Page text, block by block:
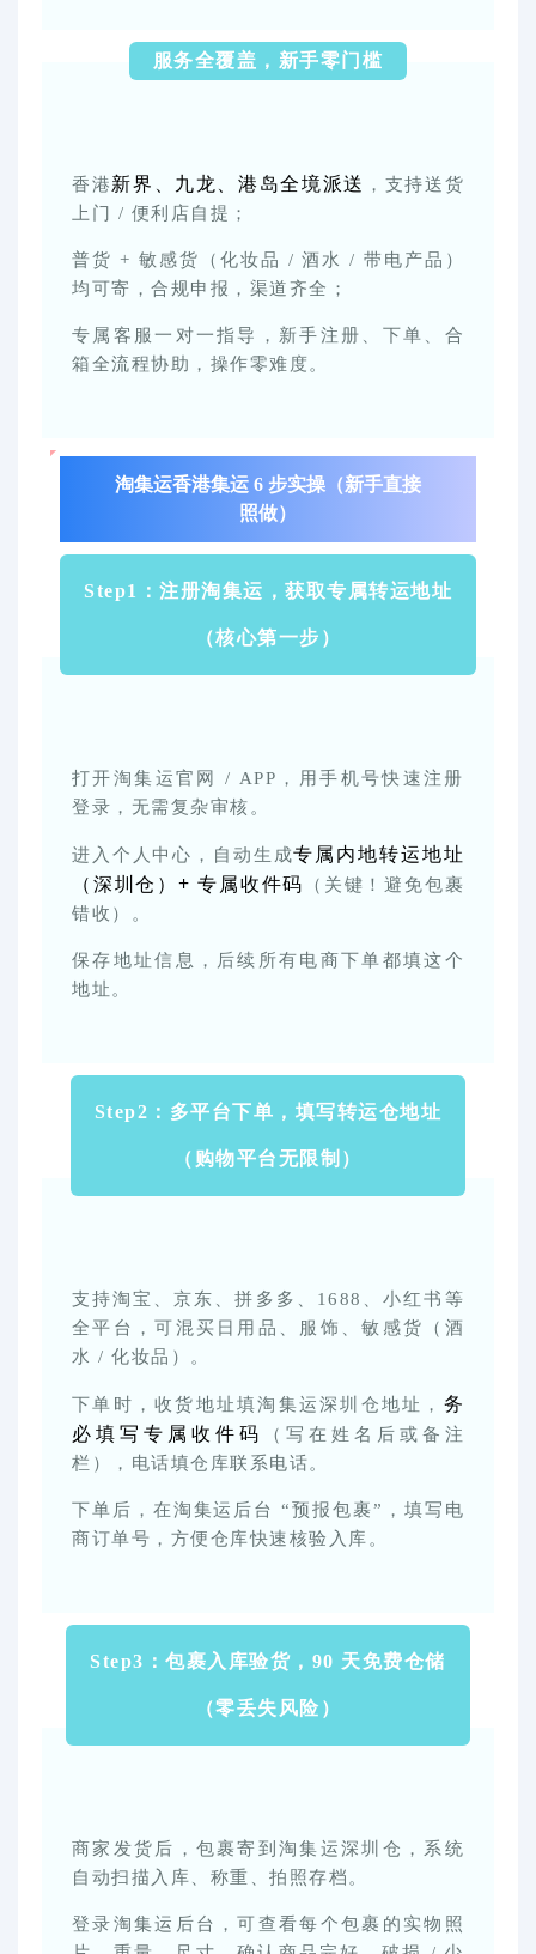
服务全覆盖，新手零门槛
香港新界、九龙、港岛全境派送 ，支持送货
上门 / 便利店自提；
普货 + 敏感货（化妆品 / 酒水 / 带电产品）
均可寄，合规申报，渠道齐全；
专属客服一对一指导，新手注册、下单、合
箱全流程协助，操作零难度。
淘集运香港集运 6 步实操（新手直接
照做）
Step1：注册淘集运，获取专属转运地址
（核心第一步）
打开淘集运官网 / APP，用手机号快速注册
登录，无需复杂审核。
进入个人中心，自动生成专属内地转运地址
（深圳仓）+ 专属收件码
（关键！避免包裹
错收）。
保存地址信息，后续所有电商下单都填这个
地址。
Step2：多平台下单，填写转运仓地址
（购物平台无限制）
支持淘宝、京东、拼多多、1688、小红书等
全平台，可混买日用品、服饰、敏感货（酒
水 / 化妆品）。
下单时，收货地址填淘集运深圳仓地址， 务
必填写专属收件码
（写在姓名后或备注
栏），电话填仓库联系电话。
下单后，在淘集运后台 “预报包裹”，填写电
商订单号，方便仓库快速核验入库。
Step3：包裹入库验货，90 天免费仓储
（零丢失风险）
商家发货后，包裹寄到淘集运深圳仓，系统
自动扫描入库、称重、拍照存档。
登录淘集运后台，可查看每个包裹的实物照